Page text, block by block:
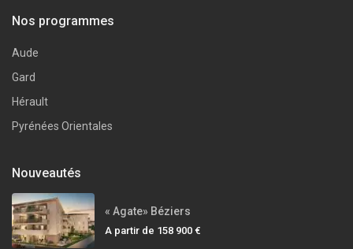
Nos programmes
Aude
Gard
Hérault
Pyrénées Orientales
Nouveautés
« Agate» Béziers
A partir de 158 900 €